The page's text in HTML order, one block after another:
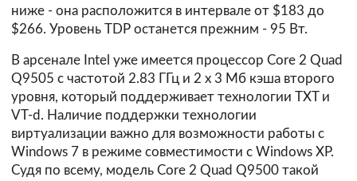
ниже - она расположится в интервале от $183 до
$266. Уровень TDP останется прежним - 95 Вт.
В арсенале Intel уже имеется процессор Core 2 Quad
Q9505 с частотой 2.83 ГГц и 2 х 3 Мб кэша второго
уровня, который поддерживает технологии TXT и
VT-d. Наличие поддержки технологии
виртуализации важно для возможности работы с
Windows 7 в режиме совместимости с Windows XP.
Судя по всему, модель Core 2 Quad Q9500 такой